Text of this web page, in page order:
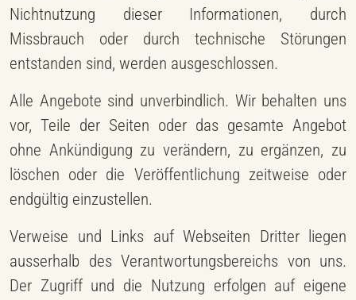
Nichtnutzung dieser Informationen, durch
Missbrauch oder durch technische Störungen
entstanden sind, werden ausgeschlossen.
Alle Angebote sind unverbindlich. Wir behalten uns
vor, Teile der Seiten oder das gesamte Angebot
ohne Ankündigung zu verändern, zu ergänzen, zu
löschen oder die Veröffentlichung zeitweise oder
endgültig einzustellen.
Verweise und Links auf Webseiten Dritter liegen
ausserhalb des Verantwortungsbereichs von uns.
Der Zugriff und die Nutzung erfolgen auf eigene